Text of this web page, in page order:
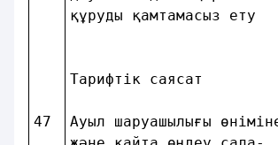
47
құруды қамтамасыз ету
Тарифтік саясат
Ауыл шаруашылығы